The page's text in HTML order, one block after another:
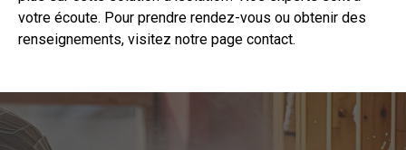
votre écoute. Pour prendre rendez-vous ou obtenir des
renseignements, visitez notre page contact.